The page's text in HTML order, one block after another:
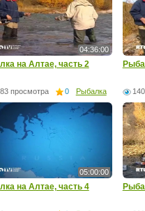
04:36:00
на Алтае, часть 2
просмотра 0 Рыбалка
05:00:00
на Алтае, часть 4